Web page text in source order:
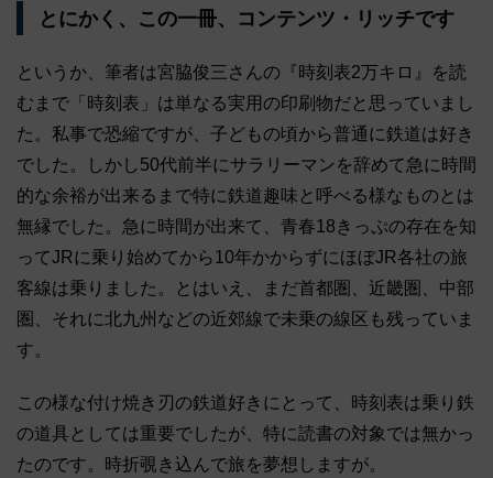
とにかく、この一冊、コンテンツ・リッチです
というか、筆者は宮脇俊三さんの『時刻表2万キロ』を読
むまで「時刻表」は単なる実用の印刷物だと思っていまし
た。私事で恐縮ですが、子どもの頃から普通に鉄道は好き
でした。しかし50代前半にサラリーマンを辞めて急に時間
的な余裕が出来るまで特に鉄道趣味と呼べる様なものとは
無縁でした。急に時間が出来て、青春18きっぷの存在を知
ってJRに乗り始めてから10年かからずにほぼJR各社の旅
客線は乗りました。とはいえ、まだ首都圏、近畿圏、中部
圏、それに北九州などの近郊線で未乗の線区も残っていま
す。
この様な付け焼き刃の鉄道好きにとって、時刻表は乗り鉄
の道具としては重要でしたが、特に読書の対象では無かっ
たのです。時折覗き込んで旅を夢想しますが。